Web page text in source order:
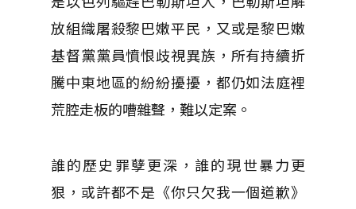
放組織屠殺黎巴嫩平民，又或是黎巴嫩
基督黨黨員憤恨歧視異族，所有持續折
騰中東地區的紛紛擾擾，都仍如法庭裡
荒腔走板的嘈雜聲，難以定案。
誰的歷史罪孽更深，誰的現世暴力更
狠，或許都不是《你只欠我一個道歉》